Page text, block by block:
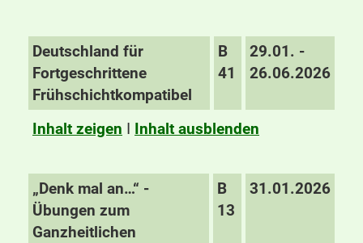
Deutschland für
Fortgeschrittene
Frühschichtkompatibel
B
41
29.01. -
26.06.2026
Inhalt zeigen I Inhalt ausblenden
„Denk mal an…“ -
Übungen zum
Ganzheitlichen
B
13
31.01.2026